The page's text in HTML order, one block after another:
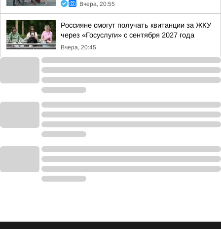
Вчера, 20:55
Россияне смогут получать квитанции за ЖКУ
через «Госуслуги» с сентября 2027 года
Вчера, 20:45